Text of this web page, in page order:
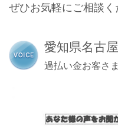
ぜひお気軽にご相談く
愛知県名古
過払い金お客さ